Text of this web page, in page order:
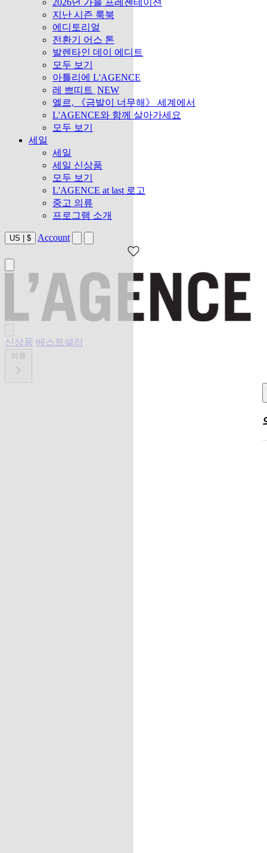
2026년 가을 프레젠테이션
지난 시즌 룩북
에디토리얼
전환기 어스 톤
발렌타인 데이 에디트
모두 보기
아틀리에 L'AGENCE
레 쁘띠트 NEW
엘르, 《금발이 너무해》 세계에서
L'AGENCE와 함께 살아가세요
모두 보기
세일
세일
세일 신상품
모두 보기
L'AGENCE at last 로고
중고 의류
프로그램 소개
US $ Account
신상품 베스트셀러
의류